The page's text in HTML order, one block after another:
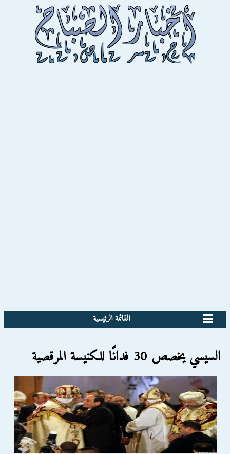
القائمة الرئيسية
السيسي يخصص 30 فدانًا للكنيسة المرقصية